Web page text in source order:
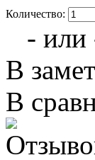
Количество:
-
В
В